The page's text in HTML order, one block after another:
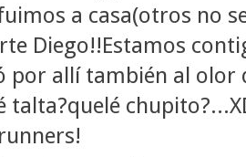
a casa(otros no
Diego!!Estamos
por allí también al
talta?quelé